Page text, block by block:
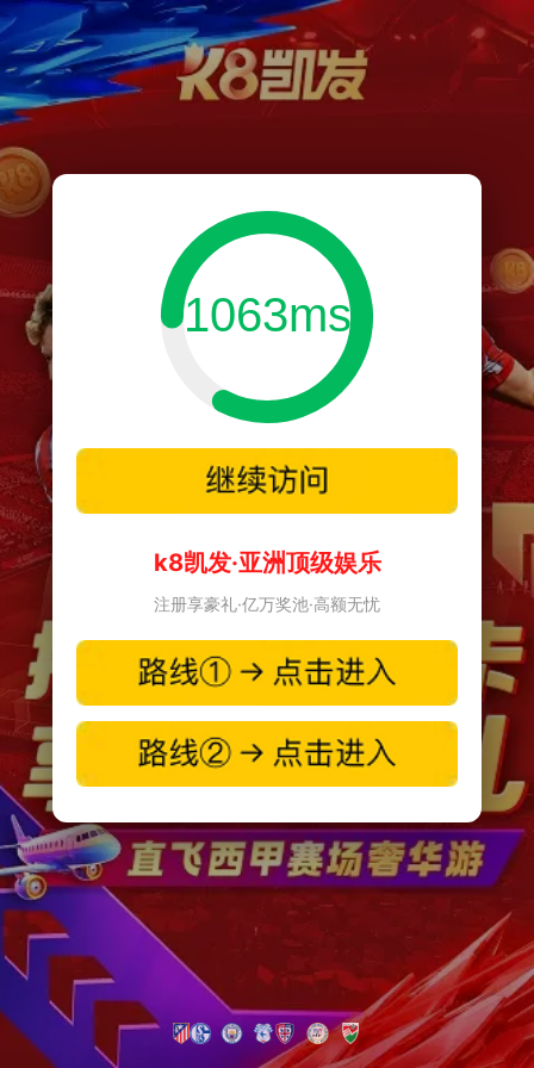
1063ms
k8凯发·亚洲顶级娱乐
注册享豪礼·亿万奖池·高额无忧